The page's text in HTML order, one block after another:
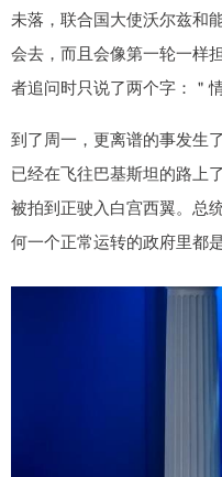
未落，联合国大使沃尔兹和
会去，而且会像第一轮一样
者追问时只说了两个字：＂
到了周一，更离谱的事发生
已经在飞往巴基斯坦的路上
被拍到正驶入白宫西翼。总
何一个正常运转的政府里都